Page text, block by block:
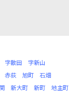
字散田
字新山
赤荻 旭町
石畑
新大町 新町
地主町